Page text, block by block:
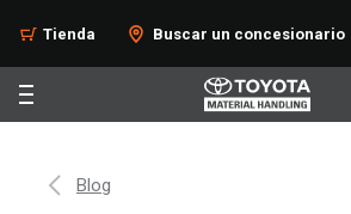
Tienda Buscar un concesionario
Blog